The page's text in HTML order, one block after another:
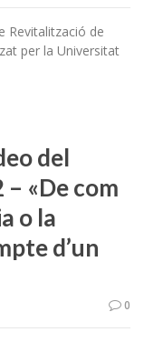
Revitalització de
per la Universitat
del
«De com
o la
d’un
0